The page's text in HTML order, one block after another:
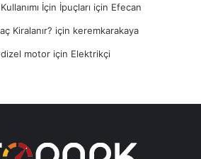
İçin İpuçları için Efecan
Kiralanır? için keremkarakaya
dizel motor için Elektrikçi